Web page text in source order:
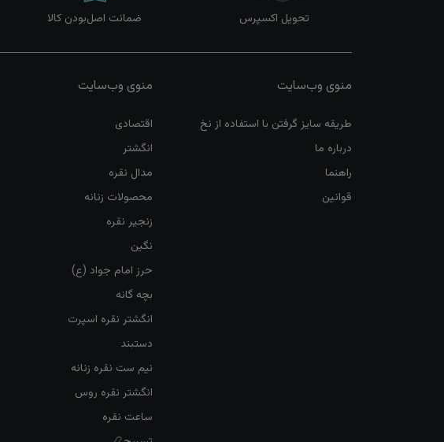
تحویل اکسپرس ضمانت اصل‌بودن کالا
منوی وب‌سایت
طریقه سایز گرفتن با استفاده از نخ
درباره ما
راهنما
قوانین
منوی وب‌سایت
اقتصادی
انگشتر
مدال نقره
محصولات زنانه
زنجیر نقره
نگین
حرز امام جواد (ع)
بچه گانه
انگشتر نقره اسپرت
دستبند
نیم ست نقره زنانه
انگشتر نقره روس
ساعت نقره